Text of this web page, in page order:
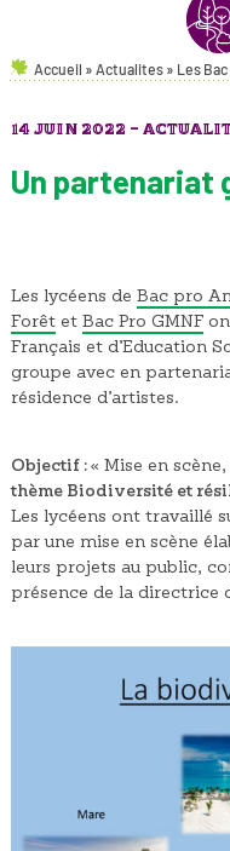
Accueil »Actualites » Les
14 JUIN 2022 -
Un partenariat
Les lycéens de Bac pro
Forêtet Bac Pro GMNF
Français et d’Education
groupe avec en
résidence d’artistes.
Objectif :« Mise en
thème Biodiversité et
Les lycéens ont travaillé
par une mise en scène
leurs projets au public,
présence de la directrice